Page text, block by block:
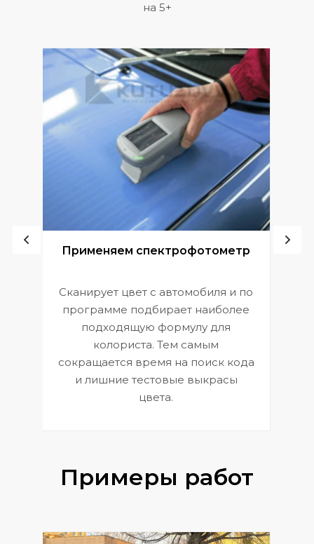
на 5+
Применяем спектрофотометр
Сканирует цвет с автомобиля и по
программе подбирает наиболее
подходящую формулу для
колориста. Тем самым
сокращается время на поиск кода
и лишние тестовые выкрасы
цвета.
Примеры работ